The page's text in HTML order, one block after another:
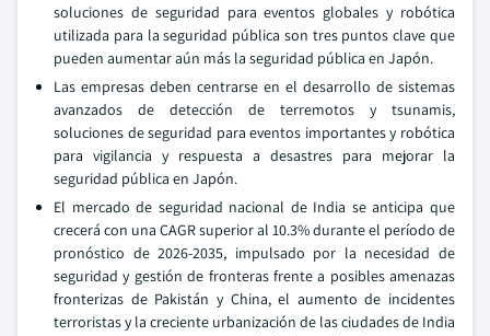
soluciones de seguridad para eventos globales y robótica
utilizada para la seguridad pública son tres puntos clave que
pueden aumentar aún más la seguridad pública en Japón.
Las empresas deben centrarse en el desarrollo de sistemas
avanzados de detección de terremotos y tsunamis,
soluciones de seguridad para eventos importantes y robótica
para vigilancia y respuesta a desastres para mejorar la
seguridad pública en Japón.
El mercado de seguridad nacional de India se anticipa que
crecerá con una CAGR superior al 10.3% durante el período de
pronóstico de 2026-2035, impulsado por la necesidad de
seguridad y gestión de fronteras frente a posibles amenazas
fronterizas de Pakistán y China, el aumento de incidentes
terroristas y la creciente urbanización de las ciudades de India